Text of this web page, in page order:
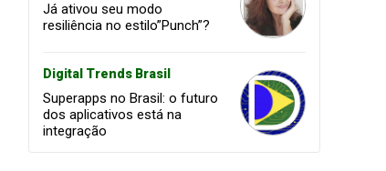
Já ativou seu modo
resiliência no estilo”Punch”?
Digital Trends Brasil
Superapps no Brasil: o futuro
dos aplicativos está na
integração